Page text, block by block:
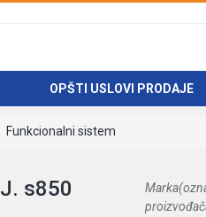
OPŠTI USLOVI PRODAJE
Funkcionalni sistem
s850